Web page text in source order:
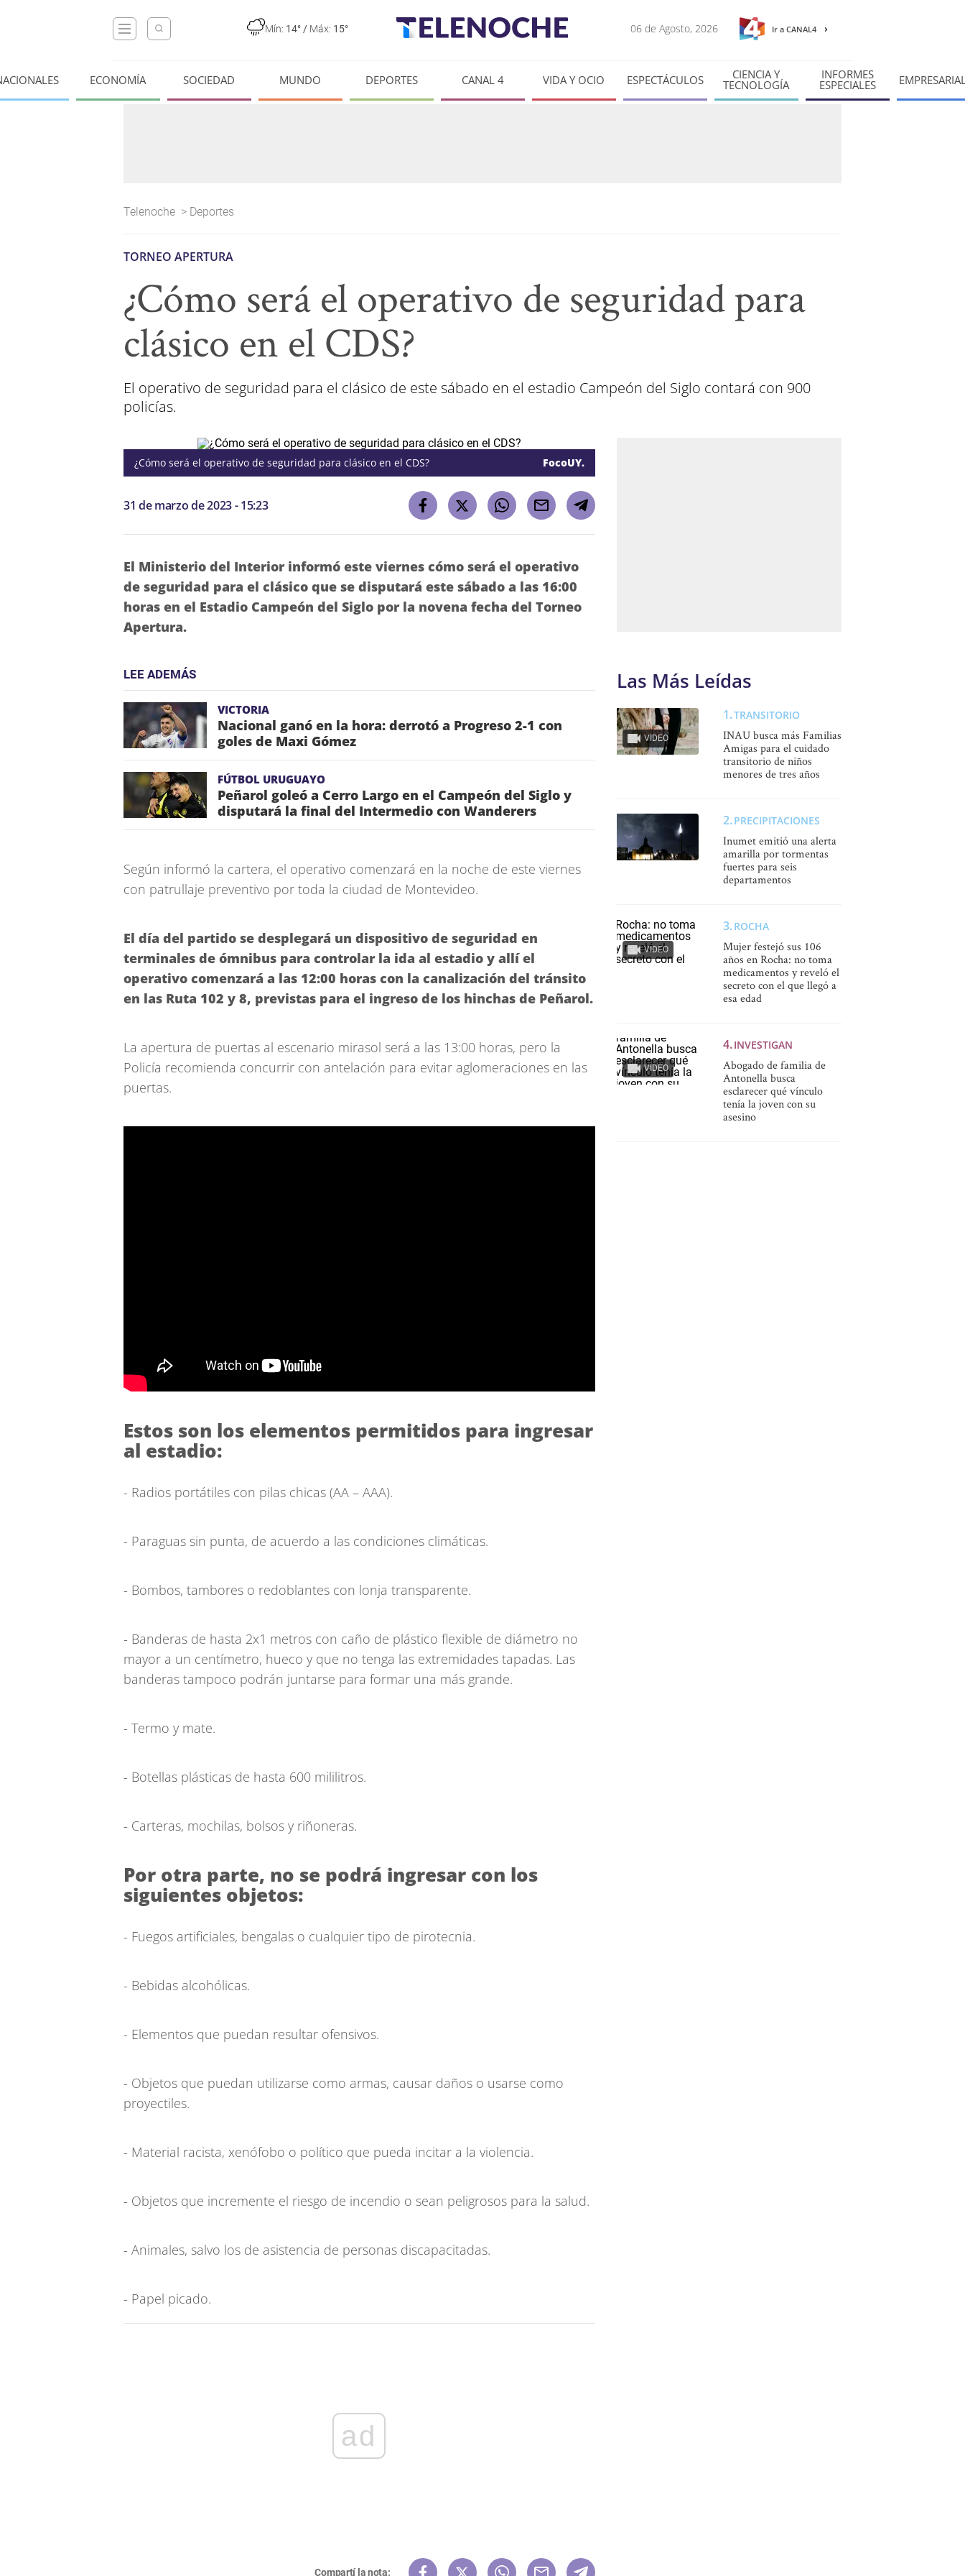
Mín: 14° / Máx: 15° 06 de Agosto, 2026 Ir a CANAL4
ECONOMÍA SOCIEDAD MUNDO DEPORTES CANAL 4 VIDA Y OCIO ESPECTÁCULOS CIENCIA Y
TECNOLOGÍA
INFORMES
ESPECIALES
Telenoche > Deportes
TORNEO APERTURA
¿Cómo será el operativo de seguridad para
clásico en el CDS?
El operativo de seguridad para el clásico de este sábado en el estadio Campeón del Siglo contará con 900
policías.
¿Cómo será el operativo de seguridad para clásico en el CDS? FocoUY.
31 de marzo de 2023 - 15:23
El Ministerio del Interior informó este viernes cómo será el operativo
de seguridad para el clásico que se disputará este sábado a las 16:00
horas en el Estadio Campeón del Siglo por la novena fecha del Torneo
Apertura.
LEE ADEMÁS
VICTORIA
Nacional ganó en la hora: derrotó a Progreso 2-1 con
goles de Maxi Gómez
FÚTBOL URUGUAYO
Peñarol goleó a Cerro Largo en el Campeón del Siglo y
disputará la final del Intermedio con Wanderers
Según informó la cartera, el operativo comenzará en la noche de este viernes
con patrullaje preventivo por toda la ciudad de Montevideo.
El día del partido se desplegará un dispositivo de seguridad en
terminales de ómnibus para controlar la ida al estadio y allí el
operativo comenzará a las 12:00 horas con la canalización del tránsito
en las Ruta 102 y 8, previstas para el ingreso de los hinchas de Peñarol.
La apertura de puertas al escenario mirasol será a las 13:00 horas, pero la
Policía recomienda concurrir con antelación para evitar aglomeraciones en las
puertas.
Estos son los elementos permitidos para ingresar
al estadio:
- Radios portátiles con pilas chicas (AA – AAA).
- Paraguas sin punta, de acuerdo a las condiciones climáticas.
- Bombos, tambores o redoblantes con lonja transparente.
- Banderas de hasta 2x1 metros con caño de plástico flexible de diámetro no
mayor a un centímetro, hueco y que no tenga las extremidades tapadas. Las
banderas tampoco podrán juntarse para formar una más grande.
- Termo y mate.
- Botellas plásticas de hasta 600 mililitros.
- Carteras, mochilas, bolsos y riñoneras.
Por otra parte, no se podrá ingresar con los
siguientes objetos:
- Fuegos artificiales, bengalas o cualquier tipo de pirotecnia.
- Bebidas alcohólicas.
- Elementos que puedan resultar ofensivos.
- Objetos que puedan utilizarse como armas, causar daños o usarse como
proyectiles.
- Material racista, xenófobo o político que pueda incitar a la violencia.
- Objetos que incremente el riesgo de incendio o sean peligrosos para la salud.
- Animales, salvo los de asistencia de personas discapacitadas.
- Papel picado.
ad
Compartí la nota:
Las Más Leídas
VIDEO
TRANSITORIO
INAU busca más Familias
Amigas para el cuidado
transitorio de niños
menores de tres años
PRECIPITACIONES
Inumet emitió una alerta
amarilla por tormentas
fuertes para seis
departamentos
VIDEO
ROCHA
Mujer festejó sus 106
años en Rocha: no toma
medicamentos y reveló el
secreto con el que llegó a
esa edad
VIDEO
INVESTIGAN
Abogado de familia de
Antonella busca
esclarecer qué vínculo
tenía la joven con su
asesino